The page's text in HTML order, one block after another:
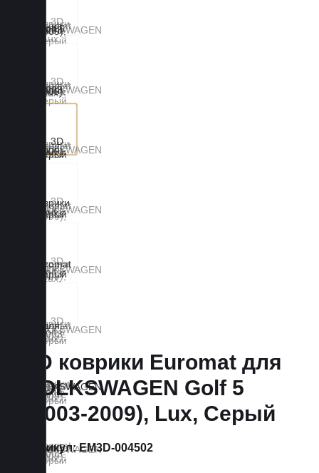
3D коврики Euromat для
VOLKSWAGEN Golf 5
(2003-2009), Lux, Серый
Артикул:EM3D-004502